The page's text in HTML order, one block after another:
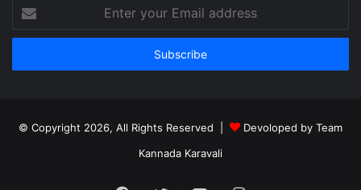
your
Email
© Copyright 2026, All Rights Reserved |
Devoloped by Team
Kannada Karavali